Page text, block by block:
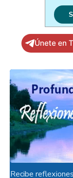
Únete en
Recibe